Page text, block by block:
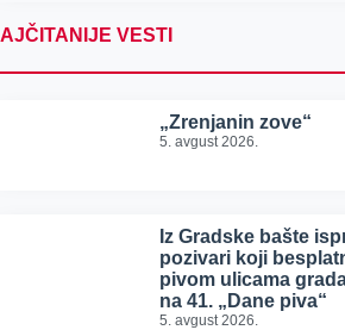
VESTI
„Zrenjanin zove“
5. avgust 2026.
Iz Gradske bašte
pozivari koji
pivom ulicama
na 41. „Dane piva“
5. avgust 2026.